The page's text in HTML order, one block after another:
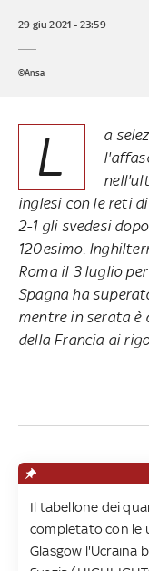
29 giu 2021 - 23:59
©Ansa
L
a
inglesi con le reti
2-1 gli svedesi
120esimo.
Roma il 3 luglio
Spagna ha
mentre in serata è
della Francia ai
Il tabellone dei
completato con le
Glasgow l'Ucraina